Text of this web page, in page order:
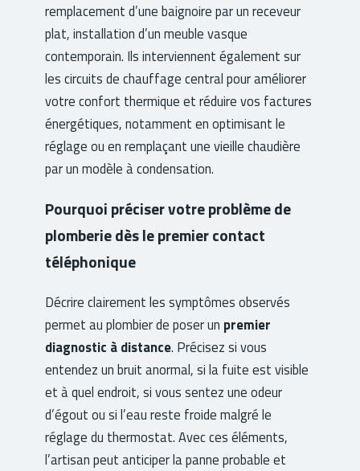
remplacement d’une baignoire par un receveur
plat, installation d’un meuble vasque
contemporain. Ils interviennent également sur
les circuits de chauffage central pour améliorer
votre confort thermique et réduire vos factures
énergétiques, notamment en optimisant le
réglage ou en remplaçant une vieille chaudière
par un modèle à condensation.
Pourquoi préciser votre problème de
plomberie dès le premier contact
téléphonique
Décrire clairement les symptômes observés
permet au plombier de poser un premier
diagnostic à distance. Précisez si vous
entendez un bruit anormal, si la fuite est visible
et à quel endroit, si vous sentez une odeur
d’égout ou si l’eau reste froide malgré le
réglage du thermostat. Avec ces éléments,
l’artisan peut anticiper la panne probable et